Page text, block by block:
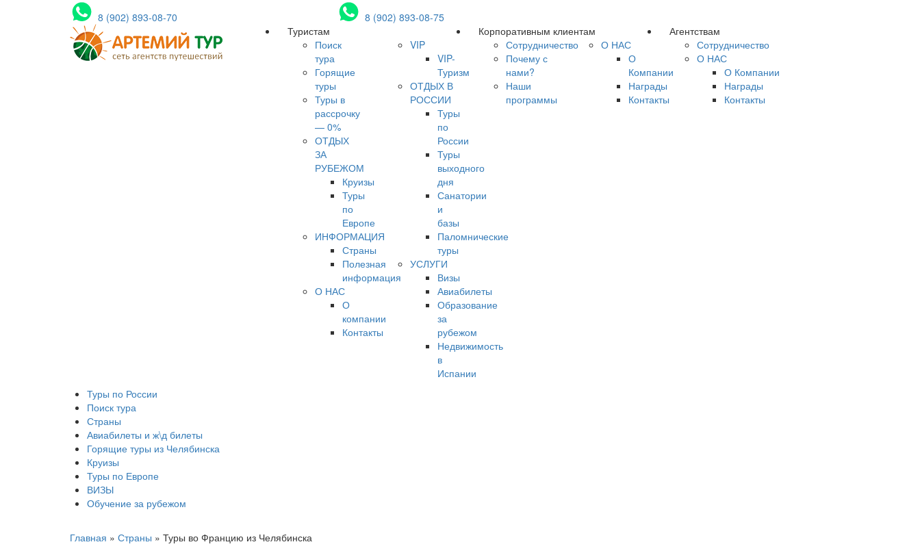
8 (902) 893-08-70
8 (902) 893-08-75
Туристам
Поиск
тура
Горящие
туры
Туры в
рассрочку
— 0%
ОТДЫХ
ЗА
РУБЕЖОМ
Круизы
Туры
по
Европе
ИНФОРМАЦИЯ
Страны
Полезная
информация
О НАС
О
компании
Контакты
VIP
VIP-
Туризм
ОТДЫХ В
РОССИИ
Туры
по
России
Туры
выходного
дня
Санатории
и
базы
Паломнические
туры
УСЛУГИ
Визы
Авиабилеты
Образование
за
рубежом
Недвижимость
в
Испании
Корпоративным клиентам
Сотрудничество
Почему с
нами?
Наши
программы
О НАС
О
Компании
Награды
Контакты
Агентствам
Сотрудничество
О НАС
О Компании
Награды
Контакты
Туры по России
Поиск тура
Страны
Авиабилеты и ж\д билеты
Горящие туры из Челябинска
Круизы
Туры по Европе
ВИЗЫ
Обучение за рубежом
Главная » Страны » Туры во Францию из Челябинска